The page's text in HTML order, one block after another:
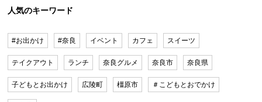
人気のキーワード
#お出かけ #奈良 イベント カフェ スイーツ
テイクアウト ランチ 奈良グルメ 奈良市 奈良県
子どもとお出かけ 広陵町 橿原市 ＃こどもとおでかけ